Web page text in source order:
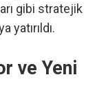
gibi stratejik
yatırıldı.
ve Yeni